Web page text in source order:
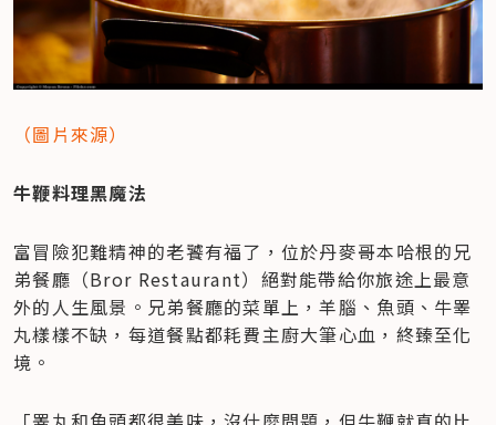
（圖片來源）
牛鞭料理黑魔法
富冒險犯難精神的老饕有福了，位於丹麥哥本哈根的兄
弟餐廳（Bror Restaurant）絕對能帶給你旅途上最意
外的人生風景。兄弟餐廳的菜單上，羊腦、魚頭、牛睪
丸樣樣不缺，每道餐點都耗費主廚大筆心血，終臻至化
境。